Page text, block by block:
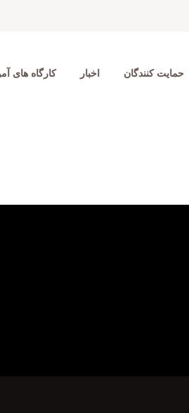
حمایت کنندگان اخبار کارگاه های